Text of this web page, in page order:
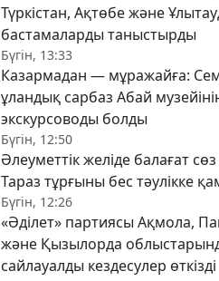
Түркістан, Ақтөбе және
бастамаларды таныстырды
Бүгін, 13:33
Казармадан — мұражайға:
ұландық сарбаз Абай
экскурсоводы болды
Бүгін, 12:50
Әлеуметтік желіде балағат
Тараз тұрғыны бес тәулікке
Бүгін, 12:26
«Әділет» партиясы Ақмола,
және Қызылорда
сайлауалды кездесулер өткізді